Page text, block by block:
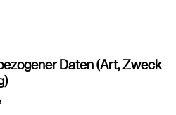
Daten (Art, Zweck